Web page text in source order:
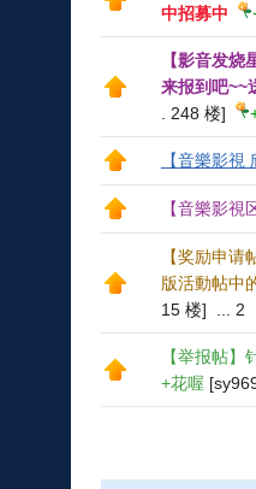
中招募中
【影音发
来报到吧~~
. 248 楼]
【音樂影
【音樂影視
【奖励申
版活動帖中
15 楼]
2
【举报帖
+花喔